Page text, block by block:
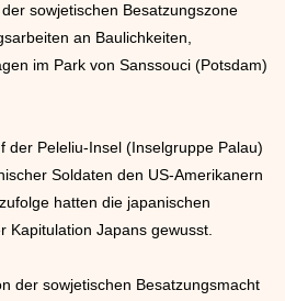
sowjetischen Besatzungszone
an Baulichkeiten,
im Park von Sanssouci (Potsdam)
der Peleliu-Insel (Inselgruppe Palau)
Soldaten den US-Amerikanern
hatten die japanischen
Kapitulation Japans gewusst.
der sowjetischen Besatzungsmacht